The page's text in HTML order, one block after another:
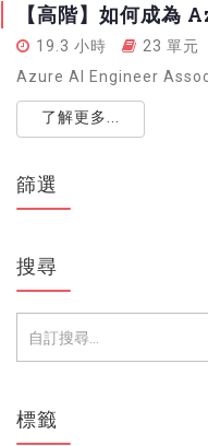
【高階】如何成為
19.3 小時 23 單元
Azure AI Engineer
了解更多...
篩選
搜尋
標籤